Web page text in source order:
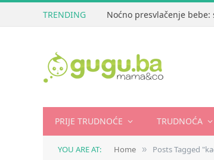
TRENDING Noćno presvlačenje
PRIJE TRUDNOĆE TRUDNOĆA
YOU ARE AT: Home » Posts Tagged